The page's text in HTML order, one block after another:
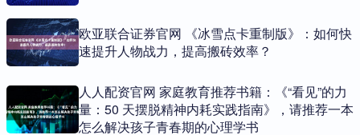
欧亚联合证券官网 《冰雪点卡重制版》：如何快
速提升人物战力，提高搬砖效率？
人人配资官网 家庭教育推荐书籍：《“看见”的力
量：50 天摆脱精神内耗实践指南》，请推荐一本
怎么解决孩子青春期的心理学书